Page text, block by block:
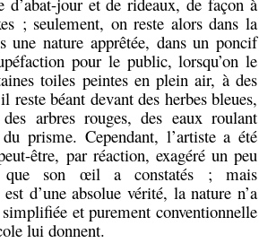
; seulement, on reste alors dans la
une nature apprêtée, dans un poncif
pour le public, lorsqu’on le
toiles peintes en plein air, à des
reste béant devant des herbes bleues,
arbres rouges, des eaux roulant
prisme. Cependant, l’artiste a été
être, par réaction, exagéré un peu
que son œil a constatés ; mais
d’une absolue vérité, la nature n’a
et purement conventionnelle
lui donnent.